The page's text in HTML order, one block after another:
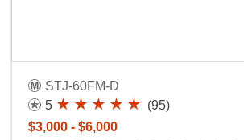
STJ-60FM-D
5
(95)
$3,000 - $6,000